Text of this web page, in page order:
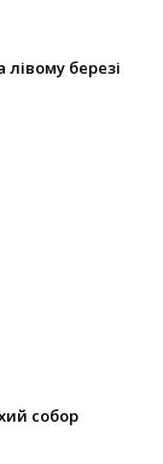
березі
собор